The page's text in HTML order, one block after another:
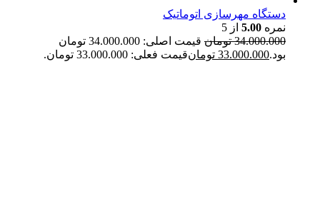
دستگاه مهرسازی اتوماتیک
نمره 5.00 از 5
34.000.000 تومان
قیمت اصلی: 34.000.000 تومان
بود.33.000.000 تومانقیمت فعلی: 33.000.000 تومان.